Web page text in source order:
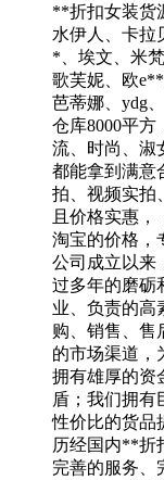
**折扣女装货
水伊人、卡拉
*、埃文、米
歌芙妮、欧
芭蒂娜、ydg
仓库8000平
流、时尚、淑
都能拿到满意
拍、视频实拍
且价格实惠，
淘宝的价格，
公司成立以来
过多年的磨砺
业、负责的高
购、销售、售
的市场渠道，
拥有雄厚的资
盾；我们拥有
性价比的货品
历经国内**折
完善的服务、